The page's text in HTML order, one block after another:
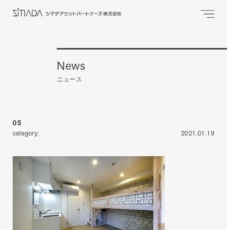
News
ニュース
05
category: 2021.01.19